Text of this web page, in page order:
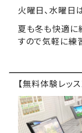
火曜日、水曜日
夏も冬も快適に
すので気軽に練
【無料体験レッ